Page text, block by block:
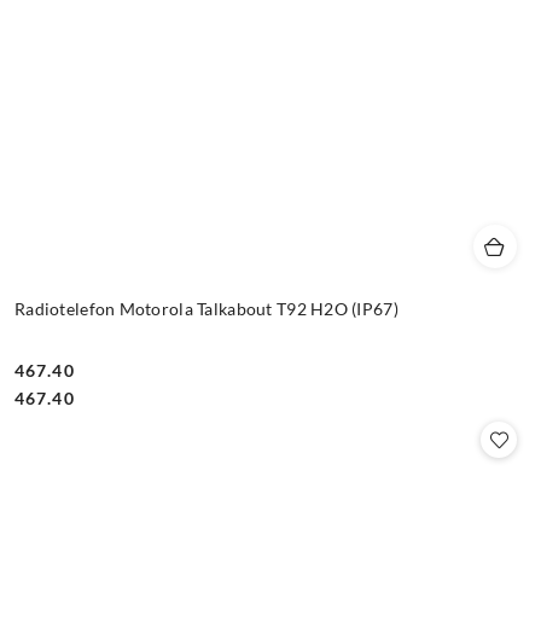
Radiotelefon Motorola Talkabout T92 H2O (IP67)
Cena:
467.40
Cena:
467.40